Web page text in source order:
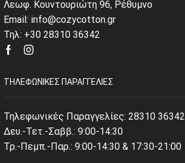
Λεωφ. Κουντουριώτη 96, Ρέθυμνο
Email: info@cozycotton.gr
Τηλ: +30 28310 36342
FacebookInstagram
ΤΗΛΕΦΩΝΙΚΈΣ ΠΑΡΑΓΓΕΛΊΕΣ
Τηλεφωνικές Παραγγελίες: 28310 36342
Δευ.-Τετ.-Σαββ.: 9:00-14:30
Τρ.-Πεμπ.-Παρ.: 9:00-14:30 & 17:30-21:00